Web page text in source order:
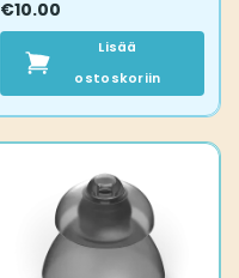
€10.00
Lisää
ostoskoriin